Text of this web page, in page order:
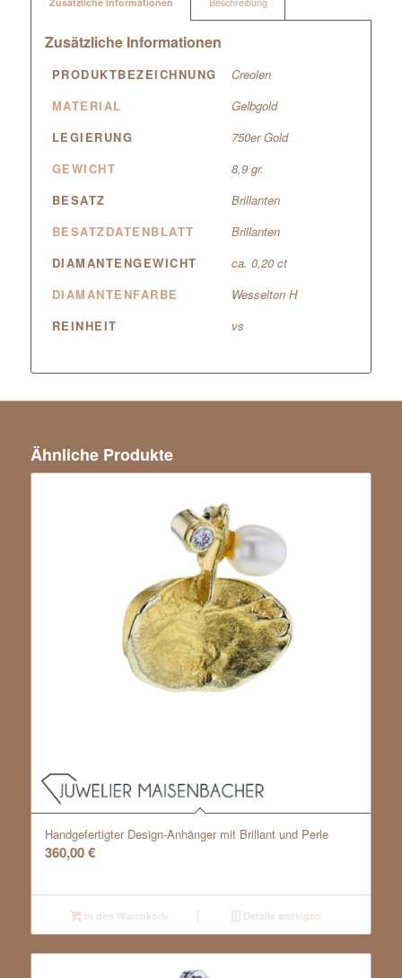
Zusätzliche Informationen
PRODUKTBEZEICHNUNG
Creolen
MATERIAL
Gelbgold
LEGIERUNG
750er Gold
GEWICHT
8,9 gr.
BESATZ
Brillanten
BESATZDATENBLATT
Brillanten
DIAMANTENGEWICHT
ca. 0,20 ct
DIAMANTENFARBE
Wesselton H
REINHEIT
vs
Ähnliche Produkte
Handgefertigter Design-Anhänger mit Brillant und Perle
360,00€
In den Warenkorb Details anzeigen